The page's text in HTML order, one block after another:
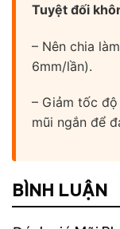
Tuyệt đối
– Nên chia
6mm/lần).
– Giảm tốc độ
mũi ngắn để
BÌNH LUẬN